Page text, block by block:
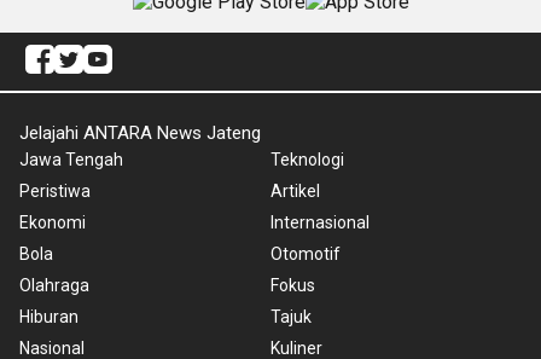
Jelajahi ANTARA News Jateng
Jawa Tengah
Peristiwa
Ekonomi
Bola
Olahraga
Hiburan
Nasional
Teknologi
Artikel
Internasional
Otomotif
Fokus
Tajuk
Kuliner